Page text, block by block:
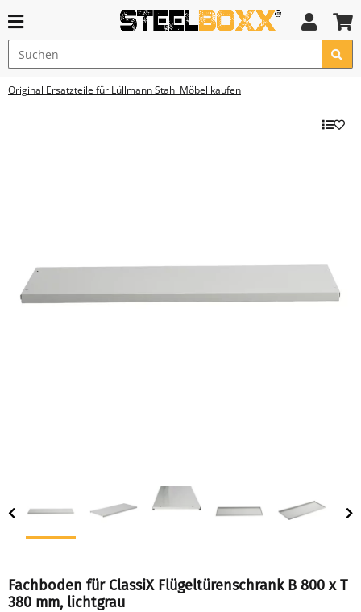
Original Ersatzteile für Lüllmann Stahl Möbel kaufen
Fachboden für ClassiX Flügeltürenschrank B 800 x T
380 mm, lichtgrau